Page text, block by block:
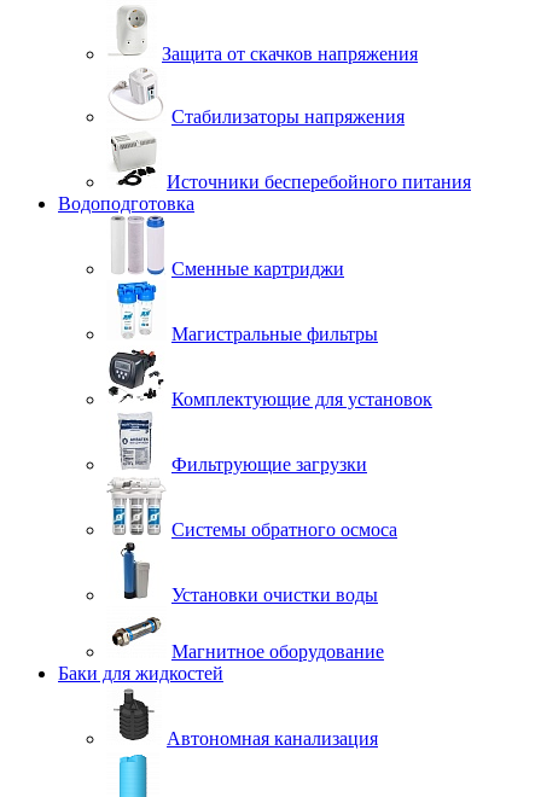
Защита от скачков напряжения
Стабилизаторы напряжения
Источники бесперебойного питания
Водоподготовка
Сменные картриджи
Магистральные фильтры
Комплектующие для установок
Фильтрующие загрузки
Системы обратного осмоса
Установки очистки воды
Магнитное оборудование
Баки для жидкостей
Автономная канализация